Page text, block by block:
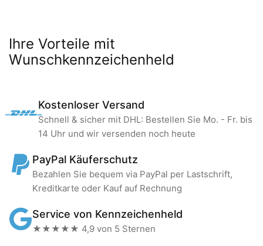
Ihre Vorteile mit
Wunschkennzeichenheld
Kostenloser Versand
Schnell & sicher mit DHL: Bestellen Sie Mo. - Fr. bis
14 Uhr und wir versenden noch heute
PayPal Käuferschutz
Bezahlen Sie bequem via PayPal per Lastschrift,
Kreditkarte oder Kauf auf Rechnung
Service von Kennzeichenheld
★★★★★ 4,9 von 5 Sternen